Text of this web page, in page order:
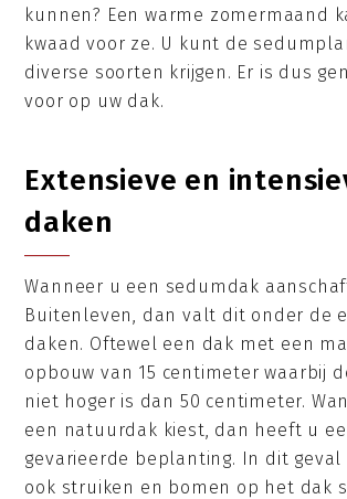
kunnen? Een warme zomermaand
kwaad voor ze. U kunt de
diverse soorten krijgen. Er is dus
voor op uw dak.
Extensieve en
daken
Wanneer u een sedumdak
Buitenleven, dan valt dit onder de
daken. Oftewel een dak met een
opbouw van 15 centimeter waarbij
niet hoger is dan 50 centimeter.
een natuurdak kiest, dan heeft u
gevarieerde beplanting. In dit
ook struiken en bomen op het dak